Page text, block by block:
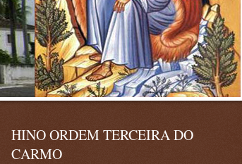
HINO ORDEM TERCEIRA DO
CARMO